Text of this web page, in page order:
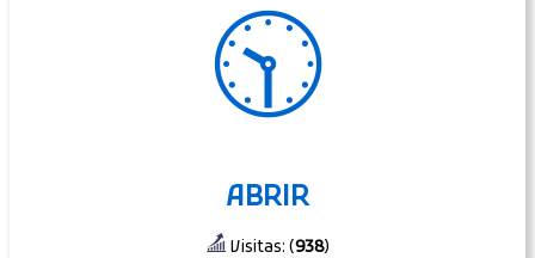
🕥
ABRIR
Visitas: (938)